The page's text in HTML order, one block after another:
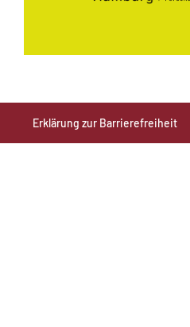
Erklärung zur Barrierefreiheit